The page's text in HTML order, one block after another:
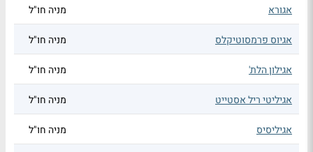
אגורא מניה חו"ל
אגיוס פרמסוטיקלס מניה חו"ל
אגילון הלת' מניה חו"ל
אגיליטי ריל אסטייט מניה חו"ל
אגיליסיס מניה חו"ל